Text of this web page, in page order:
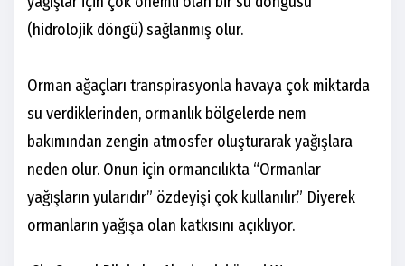
(hidrolojik döngü) sağlanmış olur.
Orman ağaçları transpirasyonla havaya çok miktarda
su verdiklerinden, ormanlık bölgelerde nem
bakımından zengin atmosfer oluşturarak yağışlara
neden olur. Onun için ormancılıkta “Ormanlar
yağışların yularıdır” özdeyişi çok kullanılır.” Diyerek
ormanların yağışa olan katkısını açıklıyor.